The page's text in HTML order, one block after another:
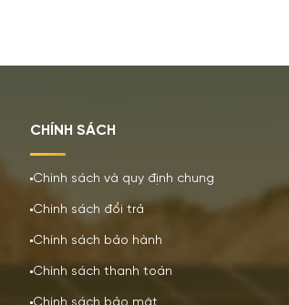
CHÍNH SÁCH
Chính sách và quy định chung
Chính sách đổi trả
Chính sách bảo hành
Chính sách thanh toán